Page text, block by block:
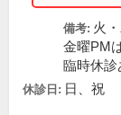
備考: 火
金曜PM
臨時休診
休診日: 日、祝